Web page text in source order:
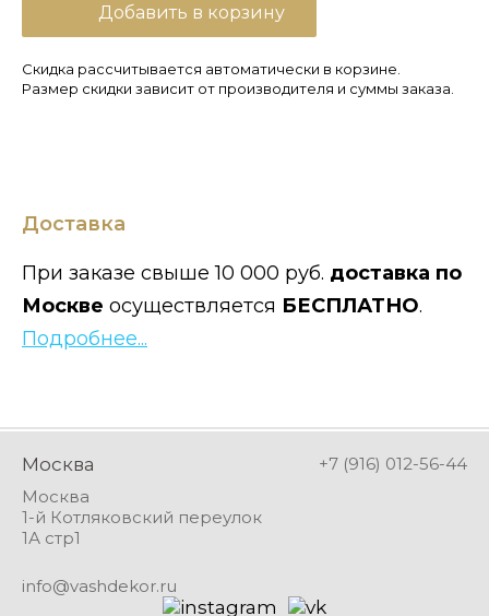
Добавить в корзину
Скидка рассчитывается автоматически в корзине.
Размер скидки зависит от производителя и суммы заказа.
Доставка
При заказе свыше 10 000 руб. доставка по
Москве осуществляется БЕСПЛАТНО.
Подробнее...
Москва
+7 (916) 012-56-44
Москва
1-й Котляковский переулок
1А стр1
info@vashdekor.ru